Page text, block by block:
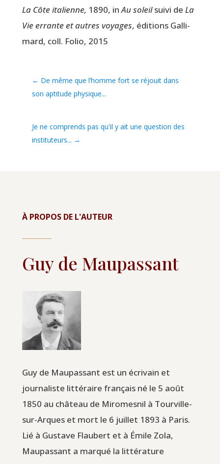
La Côte ita­lienne, 1890, inAu soleilsui­vi de La
Vie errante et autres voyages, édi­tions Gal­li­
mard, coll. Folio, 2015
← De même que l’homme fort se réjouit dans
son aptitude physique...
Je ne comprends pas qu'il y ait une question des
instituteurs... →
À PROPOS DE L'AUTEUR
Guy de Maupassant
Guy de Maupassant est un écrivain et
journaliste littéraire français né le 5 août
1850 au château de Miromesnil à Tourville-
sur-Arques et mort le 6 juillet 1893 à Paris.
Lié à Gustave Flaubert et à Émile Zola,
Maupassant a marqué la littérature